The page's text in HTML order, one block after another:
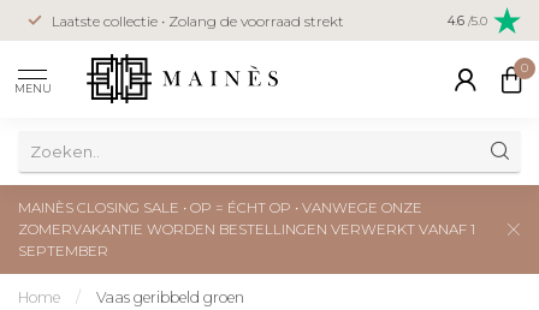
Laatste collectie • Zolang de voorraad strekt Veilig
creditcard
4.6 /5.0
MENU
0
MAINÈS CLOSING SALE • OP = ÉCHT OP • VANWEGE ONZE
ZOMERVAKANTIE WORDEN BESTELLINGEN VERWERKT VANAF 1
SEPTEMBER
Home / Vaas geribbeld groen